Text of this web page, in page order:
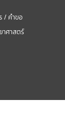
/ คำขอ
าศาสตร์